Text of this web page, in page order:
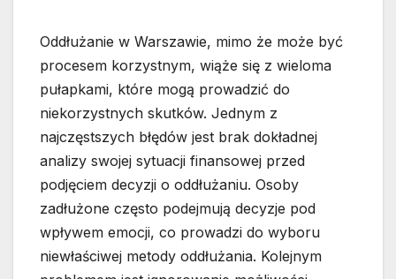
Oddłużanie w Warszawie, mimo że może być
procesem korzystnym, wiąże się z wieloma
pułapkami, które mogą prowadzić do
niekorzystnych skutków. Jednym z
najczęstszych błędów jest brak dokładnej
analizy swojej sytuacji finansowej przed
podjęciem decyzji o oddłużaniu. Osoby
zadłużone często podejmują decyzje pod
wpływem emocji, co prowadzi do wyboru
niewłaściwej metody oddłużania. Kolejnym